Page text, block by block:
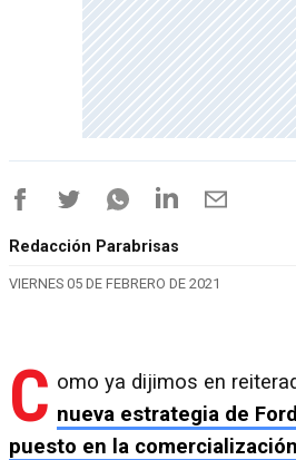
Redacción Parabrisas
VIERNES 05 DE FEBRERO DE 2021
C omo ya dijimos en
nueva estrategia de
puesto en la